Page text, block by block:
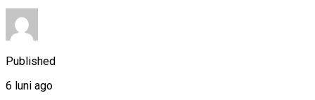
Published
6 luni ago